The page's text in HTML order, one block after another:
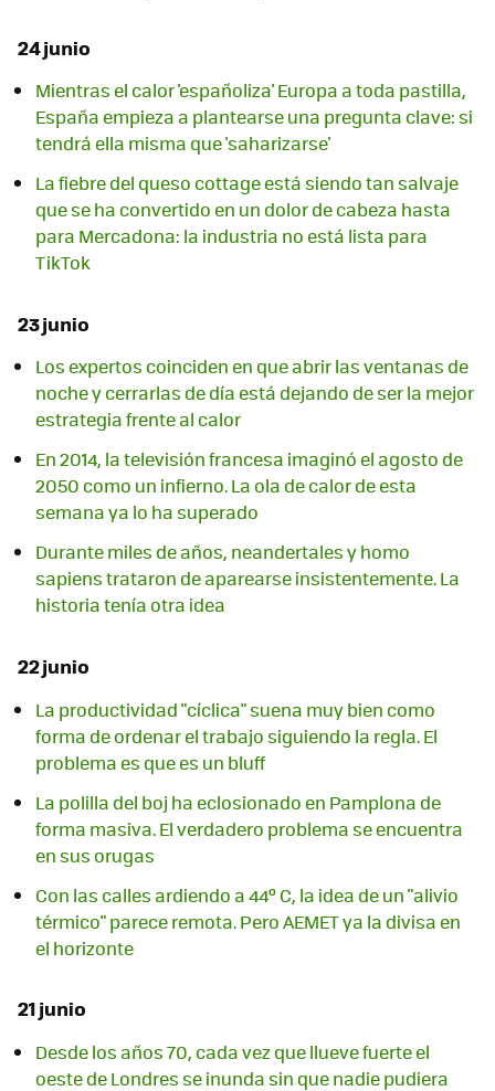
24 junio
Mientras el calor 'españoliza' Europa a toda pastilla,
España empieza a plantearse una pregunta clave: si
tendrá ella misma que 'saharizarse'
La fiebre del queso cottage está siendo tan salvaje
que se ha convertido en un dolor de cabeza hasta
para Mercadona: la industria no está lista para
TikTok
23 junio
Los expertos coinciden en que abrir las ventanas de
noche y cerrarlas de día está dejando de ser la mejor
estrategia frente al calor
En 2014, la televisión francesa imaginó el agosto de
2050 como un infierno. La ola de calor de esta
semana ya lo ha superado
Durante miles de años, neandertales y homo
sapiens trataron de aparearse insistentemente. La
historia tenía otra idea
22 junio
La productividad "cíclica" suena muy bien como
forma de ordenar el trabajo siguiendo la regla. El
problema es que es un bluff
La polilla del boj ha eclosionado en Pamplona de
forma masiva. El verdadero problema se encuentra
en sus orugas
Con las calles ardiendo a 44º C, la idea de un "alivio
térmico" parece remota. Pero AEMET ya la divisa en
el horizonte
21 junio
Desde los años 70, cada vez que llueve fuerte el
oeste de Londres se inunda sin que nadie pudiera